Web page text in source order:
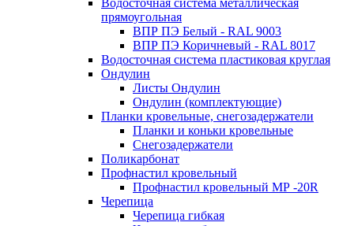
Водосточная система металлическая
прямоугольная
ВПР ПЭ Белый - RAL 9003
ВПР ПЭ Коричневый - RAL 8017
Водосточная система пластиковая круглая
Ондулин
Листы Ондулин
Ондулин (комплектующие)
Планки кровельные, снегозадержатели
Планки и коньки кровельные
Снегозадержатели
Поликарбонат
Профнастил кровельный
Профнастил кровельный МР -20R
Черепица
Черепица гибкая